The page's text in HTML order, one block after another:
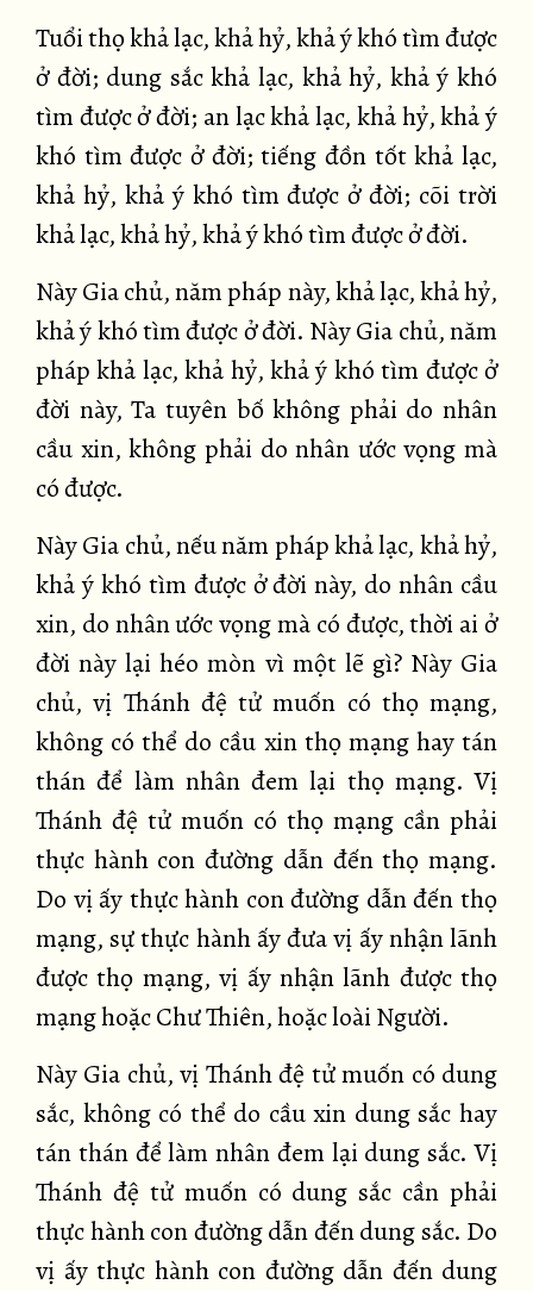
Tuổi thọ khả lạc, khả hỷ, khả ý khó tìm được
ở đời; dung sắc khả lạc, khả hỷ, khả ý khó
tìm được ở đời; an lạc khả lạc, khả hỷ, khả ý
khó tìm được ở đời; tiếng đồn tốt khả lạc,
khả hỷ, khả ý khó tìm được ở đời; cõi trời
khả lạc, khả hỷ, khả ý khó tìm được ở đời.
Này Gia chủ, năm pháp này, khả lạc, khả hỷ,
khả ý khó tìm được ở đời. Này Gia chủ, năm
pháp khả lạc, khả hỷ, khả ý khó tìm được ở
đời này, Ta tuyên bố không phải do nhân
cầu xin, không phải do nhân ước vọng mà
có được.
Này Gia chủ, nếu năm pháp khả lạc, khả hỷ,
khả ý khó tìm được ở đời này, do nhân cầu
xin, do nhân ước vọng mà có được, thời ai ở
đời này lại héo mòn vì một lẽ gì? Này Gia
chủ, vị Thánh đệ tử muốn có thọ mạng,
không có thể do cầu xin thọ mạng hay tán
thán để làm nhân đem lại thọ mạng. Vị
Thánh đệ tử muốn có thọ mạng cần phải
thực hành con đường dẫn đến thọ mạng.
Do vị ấy thực hành con đường dẫn đến thọ
mạng, sự thực hành ấy đưa vị ấy nhận lãnh
được thọ mạng, vị ấy nhận lãnh được thọ
mạng hoặc Chư Thiên, hoặc loài Người.
Này Gia chủ, vị Thánh đệ tử muốn có dung
sắc, không có thể do cầu xin dung sắc hay
tán thán để làm nhân đem lại dung sắc. Vị
Thánh đệ tử muốn có dung sắc cần phải
thực hành con đường dẫn đến dung sắc. Do
vị ấy thực hành con đường dẫn đến dung